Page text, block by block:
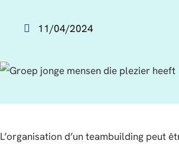
11/04/2024
L’organisation d’un teambuilding peut